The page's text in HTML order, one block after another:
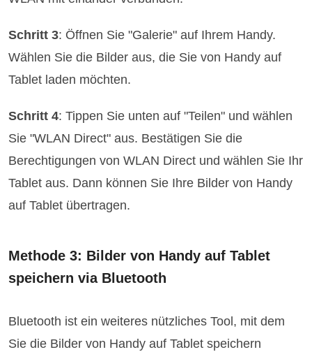
Schritt 3: Öffnen Sie "Galerie" auf Ihrem Handy.
Wählen Sie die Bilder aus, die Sie von Handy auf
Tablet laden möchten.
Schritt 4: Tippen Sie unten auf "Teilen" und wählen
Sie "WLAN Direct" aus. Bestätigen Sie die
Berechtigungen von WLAN Direct und wählen Sie Ihr
Tablet aus. Dann können Sie Ihre Bilder von Handy
auf Tablet übertragen.
Methode 3: Bilder von Handy auf Tablet
speichern via Bluetooth
Bluetooth ist ein weiteres nützliches Tool, mit dem
Sie die Bilder von Handy auf Tablet speichern